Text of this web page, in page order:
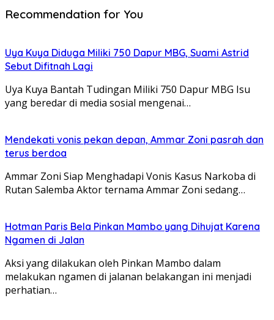
Recommendation for You
Uya Kuya Diduga Miliki 750 Dapur MBG, Suami Astrid
Sebut Difitnah Lagi
Uya Kuya Bantah Tudingan Miliki 750 Dapur MBG Isu
yang beredar di media sosial mengenai…
Mendekati vonis pekan depan, Ammar Zoni pasrah dan
terus berdoa
Ammar Zoni Siap Menghadapi Vonis Kasus Narkoba di
Rutan Salemba Aktor ternama Ammar Zoni sedang…
Hotman Paris Bela Pinkan Mambo yang Dihujat Karena
Ngamen di Jalan
Aksi yang dilakukan oleh Pinkan Mambo dalam
melakukan ngamen di jalanan belakangan ini menjadi
perhatian…